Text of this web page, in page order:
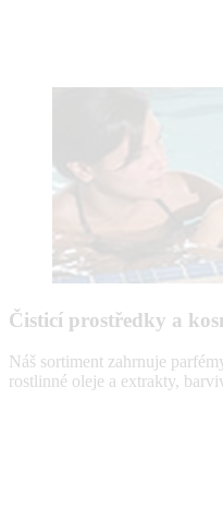
Čisticí prostředky a
Náš sortiment zahrnuje
rostlinné oleje a extrakty,